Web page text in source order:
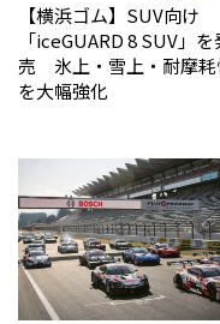
【横浜ゴム】SUV向け
「iceGUARD 8 SUV」を
売 氷上・雪上・耐摩耗
を大幅強化